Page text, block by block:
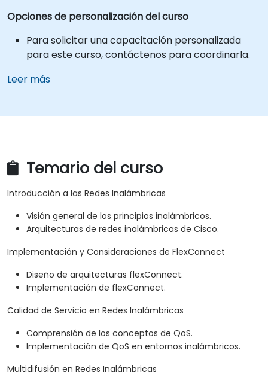
Opciones de personalización del curso
Para solicitar una capacitación personalizada
para este curso, contáctenos para coordinarla.
Leer más
Temario del curso
Introducción a las Redes Inalámbricas
Visión general de los principios inalámbricos.
Arquitecturas de redes inalámbricas de Cisco.
Implementación y Consideraciones de FlexConnect
Diseño de arquitecturas flexConnect.
Implementación de flexConnect.
Calidad de Servicio en Redes Inalámbricas
Comprensión de los conceptos de QoS.
Implementación de QoS en entornos inalámbricos.
Multidifusión en Redes Inalámbricas